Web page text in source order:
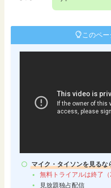
このペ
マイク・タイソンを見るな
無料トライアルは終了（
見放題独占配信